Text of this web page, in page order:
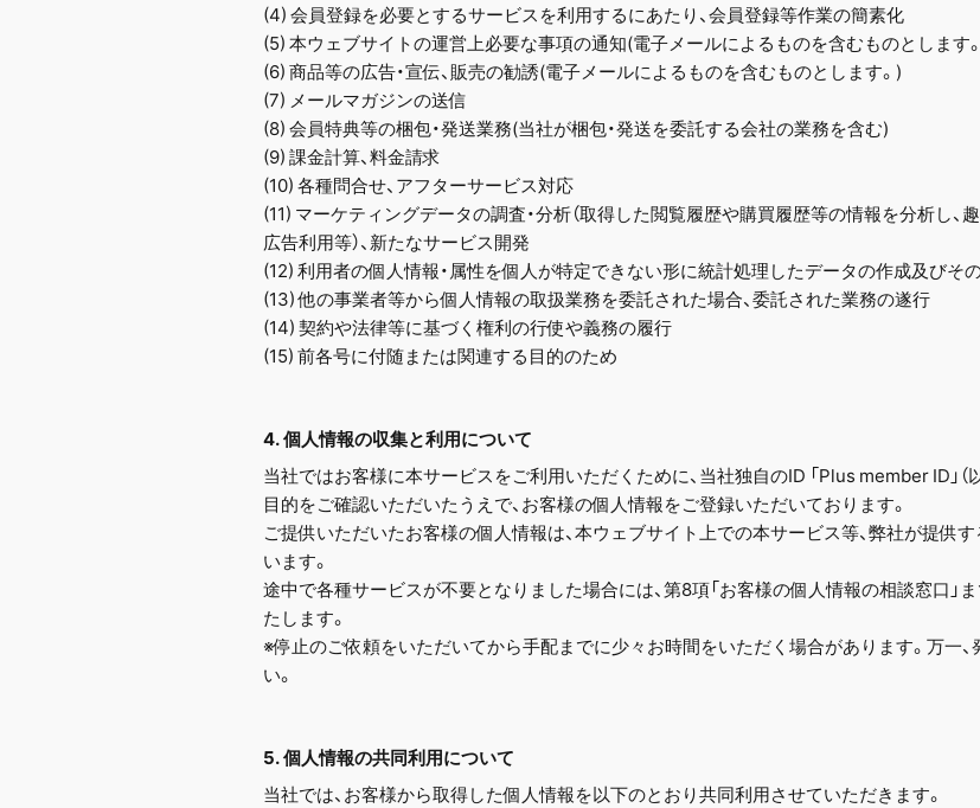
(4) 会員登録を必要とするサービスを利用するにあたり、会員登録等作業の簡素化
(5) 本ウェブサイトの運営上必要な事項の通知(電子メールによるものを含むものとします
(6) 商品等の広告・宣伝、販売の勧誘(電子メールによるものを含むものとします。)
(7) メールマガジンの送信
(8) 会員特典等の梱包・発送業務(当社が梱包・発送を委託する会社の業務を含む)
(9) 課金計算、料金請求
(10) 各種問合せ、アフターサービス対応
(11) マーケティングデータの調査・分析（取得した閲覧履歴や購買履歴等の情報を分析し、
広告利用等）、新たなサービス開発
(12) 利用者の個人情報・属性を個人が特定できない形に統計処理したデータの作成及びそ
(13) 他の事業者等から個人情報の取扱業務を委託された場合、委託された業務の遂行
(14) 契約や法律等に基づく権利の行使や義務の履行
(15) 前各号に付随または関連する目的のため
4. 個人情報の収集と利用について
当社ではお客様に本サービスをご利用いただくために、当社独自のID 「Plus member ID」（
目的をご確認いただいたうえで、お客様の個人情報をご登録いただいております。
ご提供いただいたお客様の個人情報は、本ウェブサイト上での本サービス等、弊社が提供
います。
途中で各種サービスが不要となりました場合には、第8項「お客様の個人情報の相談窓口」
たします。
※停止のご依頼をいただいてから手配までに少々お時間をいただく場合があります。万一
い。
5. 個人情報の共同利用について
当社では、お客様から取得した個人情報を以下のとおり共同利用させていただきます。